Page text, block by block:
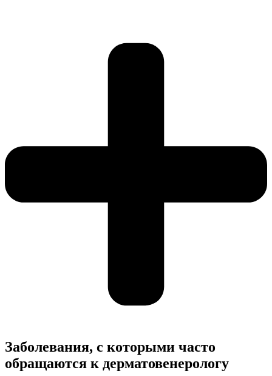
Заболевания, с которыми часто
обращаются к дерматовенерологу